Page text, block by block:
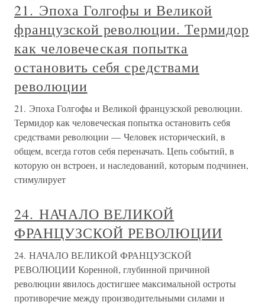
21. Эпоха Голгофы и Великой
французской революции. Термидор
как человеческая попытка
остановить себя средствами
революции
21. Эпоха Голгофы и Великой французской революции.
Термидор как человеческая попытка остановить себя
средствами революции — Человек исторический, в
общем, всегда готов себя переначать. Цепь событий, в
которую он встроен, и наследований, которым подчинен,
стимулирует
24. НАЧАЛО ВЕЛИКОЙ
ФРАНЦУЗСКОЙ РЕВОЛЮЦИИ
24. НАЧАЛО ВЕЛИКОЙ ФРАНЦУЗСКОЙ
РЕВОЛЮЦИИ Коренной, глубинной причиной
революции явилось достигшее максимальной остроты
противоречие между производительными силами и